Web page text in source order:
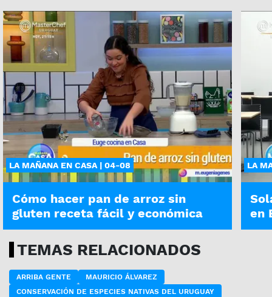
LA MAÑANA EN CASA | 04-08
Cómo hacer pan de arroz sin
gluten receta fácil y económica
LA
en
TEMAS RELACIONADOS
ARRIBA GENTE
MAURICIO ÁLVAREZ
CONSERVACIÓN DE ESPECIES NATIVAS DEL URUGUAY